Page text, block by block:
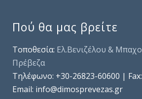
Πού θα μας βρείτε
Τοποθεσία: Ελ.Βενιζέλου &
Πρέβεζα
Τηλέφωνo: +30-26823-60600 |
Email: info@dimosprevezas.gr